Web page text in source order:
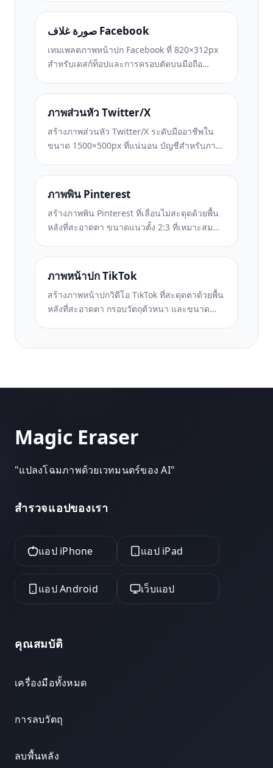
เอาต์ที่คำนึงถึงอุปกรณ์ และหน้าปกช่องที่
สอดคล้องกับแบรนด์صورة غلاف Facebook
เทมเพลตภาพหน้าปก Facebook ที่ 820×312px
สำหรับเดสก์ท็อปและการครอบตัดบนมือถือ
แบรนด์ด้วยโซนปลอดภัยที่เหมาะสมสำหรับการ
ทับซ้อนของภาพโปรไฟล์และการวางปุ่ม CTA
ภาพส่วนหัว Twitter/X
สร้างภาพส่วนหัว Twitter/X ระดับมืออาชีพใน
ขนาด 1500×500px ที่แน่นอน บัญชีสำหรับภาพ
โหมดสว่าง
ภาพพิน Pinterest
สร้างภาพพิน Pinterest ที่เลื่อนไม่สะดุดด้วยพื้น
หลังที่สะอาดตา ขนาดแนวตั้ง 2:3 ที่เหมาะสม
หมุด
ภาพหน้าปก TikTok
สร้างภาพหน้าปกวิดีโอ TikTok ที่สะดุดตาด้วยพื้น
หลังที่สะอาดตา กรอบวัตถุตัวหนา และขนาด
Magic Eraser
"แปลงโฉมภาพด้วยเวทมนตร์ของ AI"
สำรวจแอปของเรา
แอป iPhone แอป iPad
แอป Android เว็บแอป
คุณสมบัติ
เครื่องมือทั้งหมด
การลบวัตถุ
ลบพื้นหลัง